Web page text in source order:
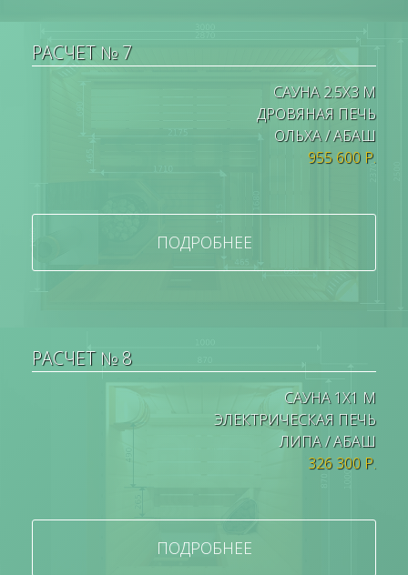
РАСЧЕТ № 7
САУНА 2.5Х3 М
ДРОВЯНАЯ ПЕЧЬ
ОЛЬХА / АБАШ
955 600 Р.
ПОДРОБНЕЕ
РАСЧЕТ № 8
САУНА 1Х1 М
ЭЛЕКТРИЧЕСКАЯ ПЕЧЬ
ЛИПА / АБАШ
326 300 Р.
ПОДРОБНЕЕ